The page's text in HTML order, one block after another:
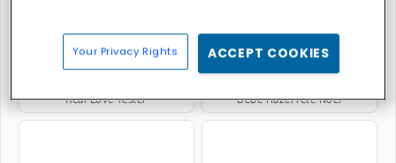
Real Love Tester Bébé Hazel fête Noël
Your Privacy Rights ACCEPT COOKIES